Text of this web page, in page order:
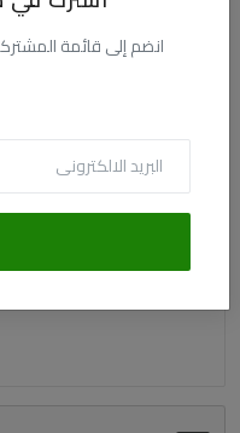
انضم إلى قائمة
البريد الالكترونى